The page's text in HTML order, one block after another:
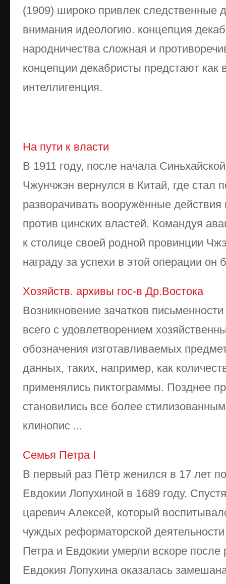
(1909) широко привлек следственные
внимания идеологию. концепция
народничества сложная и
концепции декабристы предстают как
интеллигенция.
На пути к власти
В 1911 году, после начала
Чжунчжэн вернулся в Китай, где стал
разворачивать вооружённые
против цинских властей. Командуя
к столице своей родной провинции
награду за успехи в этой операции он
Хозяйств. архивы гос-в Др.Востока
Возникновение зачатков
всего с удовлетворением
обозначения изготавливаемых
данных, таких, например, как
применялись пиктограммы. Позднее
становились все более
клинопис ...
Cемья Петра I
В первый раз Пётр женился в 17 лет
Евдокии Лопухиной в 1689 году.
царевич Алексей, который
чуждых реформаторской
Петра и Евдокии умерли вскоре
Евдокия Лопухина оказалась